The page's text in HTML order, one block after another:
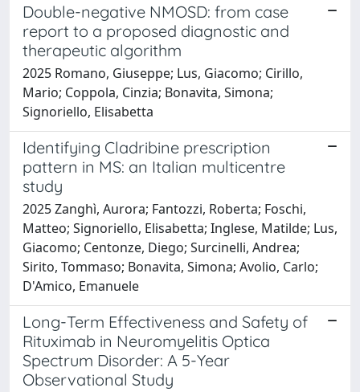
Double-negative NMOSD: from case
report to a proposed diagnostic and
therapeutic algorithm
2025 Romano, Giuseppe; Lus, Giacomo; Cirillo,
Mario; Coppola, Cinzia; Bonavita, Simona;
Signoriello, Elisabetta
Identifying Cladribine prescription
pattern in MS: an Italian multicentre
study
2025 Zanghì, Aurora; Fantozzi, Roberta; Foschi,
Matteo; Signoriello, Elisabetta; Inglese, Matilde; Lus,
Giacomo; Centonze, Diego; Surcinelli, Andrea;
Sirito, Tommaso; Bonavita, Simona; Avolio, Carlo;
D'Amico, Emanuele
Long-Term Effectiveness and Safety of
Rituximab in Neuromyelitis Optica
Spectrum Disorder: A 5-Year
Observational Study